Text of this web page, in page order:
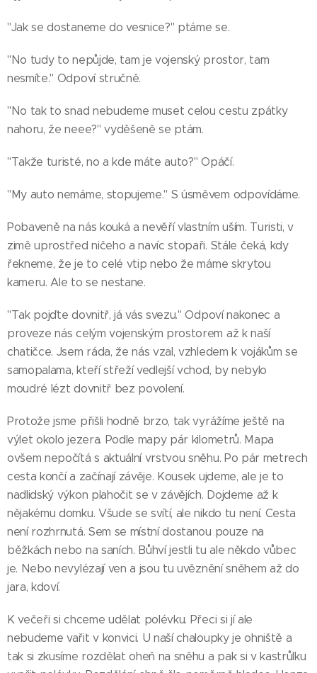
"Jak se dostaneme do vesnice?" ptáme se.
"No tudy to nepůjde, tam je vojenský prostor, tam
nesmíte." Odpoví stručně.
"No tak to snad nebudeme muset celou cestu zpátky
nahoru, že neee?" vyděšeně se ptám.
"Takže turisté, no a kde máte auto?" Opáčí.
"My auto nemáme, stopujeme." S úsměvem odpovídáme.
Pobaveně na nás kouká a nevěří vlastním uším. Turisti, v
zimě uprostřed ničeho a navíc stopaři. Stále čeká, kdy
řekneme, že je to celé vtip nebo že máme skrytou
kameru. Ale to se nestane.
"Tak pojďte dovnitř, já vás svezu." Odpoví nakonec a
proveze nás celým vojenským prostorem až k naší
chatičce. Jsem ráda, že nás vzal, vzhledem k vojákům se
samopalama, kteří střeží vedlejší vchod, by nebylo
moudré lézt dovnitř bez povolení.
Protože jsme přišli hodně brzo, tak vyrážíme ještě na
výlet okolo jezera. Podle mapy pár kilometrů. Mapa
ovšem nepočítá s aktuální vrstvou sněhu. Po pár metrech
cesta končí a začínají závěje. Kousek ujdeme, ale je to
nadlidský výkon plahočit se v závějích. Dojdeme až k
nějakému domku. Všude se svítí, ale nikdo tu není. Cesta
není rozhrnutá. Sem se místní dostanou pouze na
běžkách nebo na saních. Bůhví jestli tu ale někdo vůbec
je. Nebo nevylézají ven a jsou tu uvěznění sněhem až do
jara, kdoví.
K večeři si chceme udělat polévku. Přeci si jí ale
nebudeme vařit v konvici. U naší chaloupky je ohniště a
tak si zkusíme rozdělat oheň na sněhu a pak si v kastrůlku